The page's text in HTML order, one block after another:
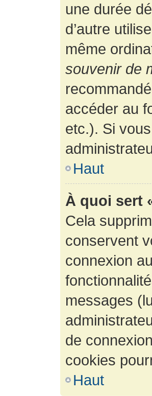
une durée
d’autre
même
souvenir de
accéder au
etc.). Si
Haut
À quoi sert
Cela
conservent
connexion
messages
de
cookies
Haut